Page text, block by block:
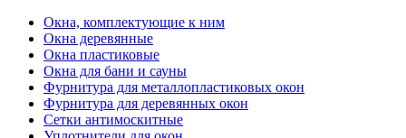
Окна, комплектующие к ним
Окна деревянные
Окна пластиковые
Окна для бани и сауны
Фурнитура для металлопластиковых окон
Фурнитура для деревянных окон
Сетки антимоскитные